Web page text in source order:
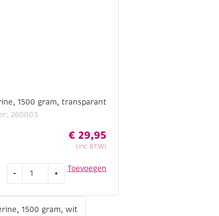
1500 gram, transparant
260003
€ 29,95
(Inc BTW)
Toevoegen
-
glycerine,
transparant
+